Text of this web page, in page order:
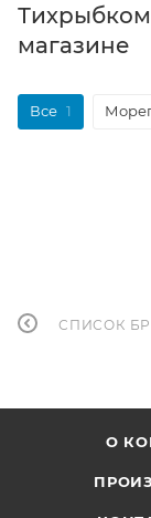
магазине
Все 1
СПИСОК
О